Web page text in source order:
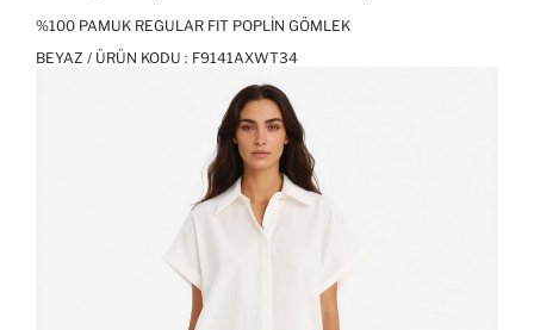
%100 PAMUK REGULAR FIT POPLIN GÖMLEK
BEYAZ / ÜRÜN KODU : F9141AXWT34